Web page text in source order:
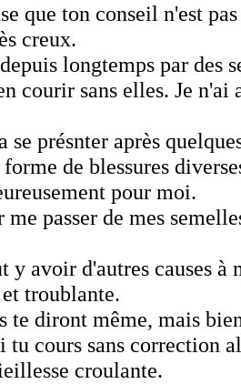
que ton conseil n'est
creux.
longtemps par des
courir sans elles. Je n'ai
se présnter après
de blessures
pour moi.
me passer de mes
y avoir d'autres causes à
troublante.
te diront même, mais
tu cours sans correction
croulante.